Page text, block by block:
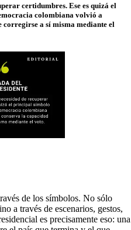
certidumbres. Ese es quizá el
colombiana volvió a
corregirse a sí misma mediante el
de los símbolos. No sólo
a través de escenarios, gestos,
es precisamente eso: una